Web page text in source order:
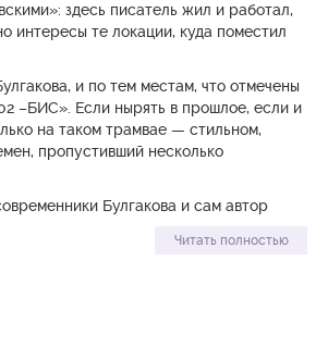
здесь писатель жил и работал,
интересы те локации, куда поместил
и по тем местам, что отмечены
–БИС». Если нырять в прошлое, если и
на таком трамвае — стильном,
пропустивший несколько
Булгакова и сам автор
Читать полностью